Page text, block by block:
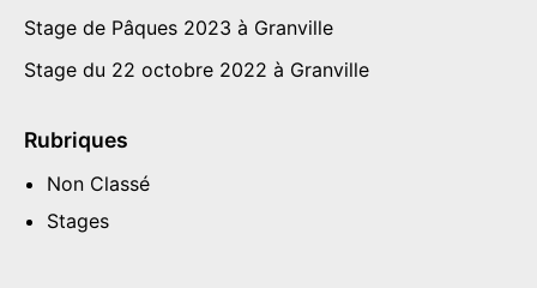
Stage de Pâques 2023 à Granville
Stage du 22 octobre 2022 à Granville
Rubriques
Non Classé
Stages